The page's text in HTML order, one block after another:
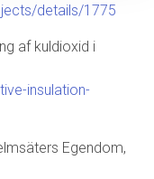
details/1775
af kuldioxid i
insulation-
Egendom,